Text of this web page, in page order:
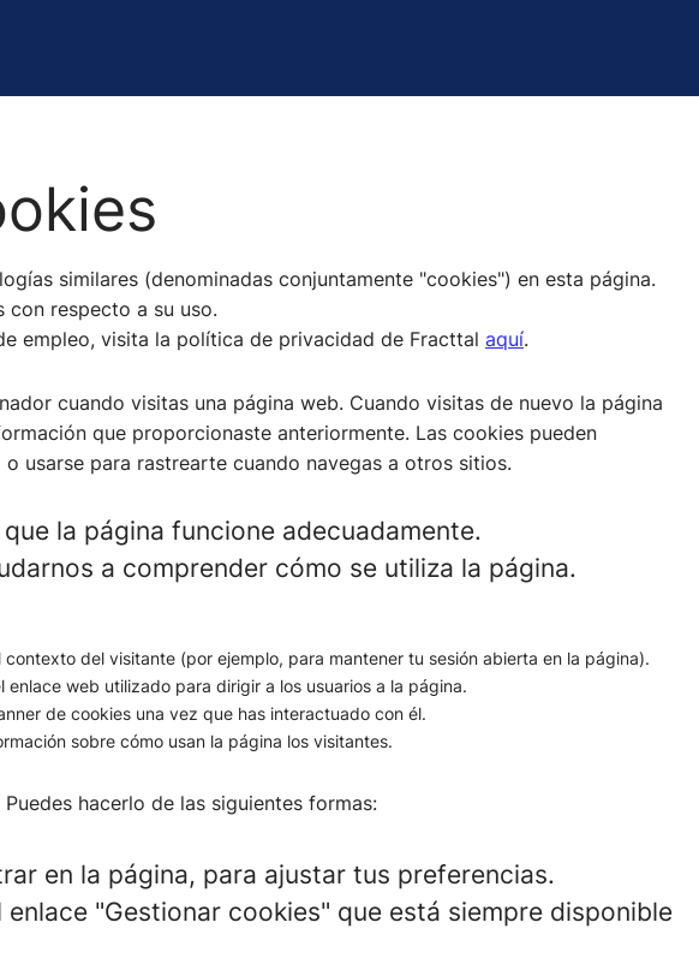
similares (denominadas conjuntamente "cookies") en esta página.
respecto a su uso.
empleo, visita la política de privacidad de Fracttal aquí.
cuando visitas una página web. Cuando visitas de nuevo la página
que proporcionaste anteriormente. Las cookies pueden
usarse para rastrearte cuando navegas a otros sitios.
la página funcione adecuadamente.
a comprender cómo se utiliza la página.
del visitante (por ejemplo, para mantener tu sesión abierta en la página).
web utilizado para dirigir a los usuarios a la página.
de cookies una vez que has interactuado con él.
sobre cómo usan la página los visitantes.
hacerlo de las siguientes formas:
en la página, para ajustar tus preferencias.
"Gestionar cookies" que está siempre disponible